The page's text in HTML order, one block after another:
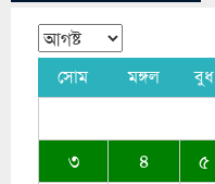
সোম মঙ্গল বুধ
৩
৪ ৫